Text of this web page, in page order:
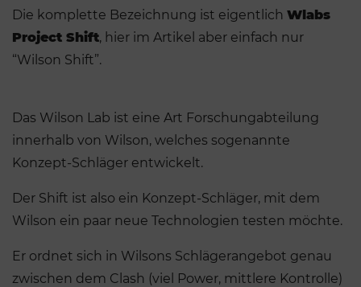
Die komplette Bezeichnung ist eigentlich Wlabs
Project Shift, hier im Artikel aber einfach nur
“Wilson Shift”.
Das Wilson Lab ist eine Art Forschungabteilung
innerhalb von Wilson, welches sogenannte
Konzept-Schläger entwickelt.
Der Shift ist also ein Konzept-Schläger, mit dem
Wilson ein paar neue Technologien testen möchte.
Er ordnet sich in Wilsons Schlägerangebot genau
zwischen dem Clash (viel Power, mittlere Kontrolle)